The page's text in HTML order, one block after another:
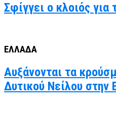
Σφίγγει ο κλοιός για
ΕΛΛΑΔΑ
Αυξάνονται τα
Δυτικού Νείλου στην